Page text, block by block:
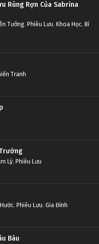
Rùng Rợn Của Sabrina
Tưởng, Phiêu Lưu, Khoa Học, Bí
Tranh
Lý, Phiêu Lưu
, Phiêu Lưu, Gia Đình
Báu